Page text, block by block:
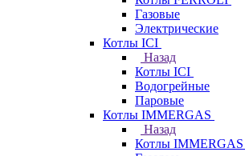
Газовые
Электрические
Котлы ICI
Назад
Котлы ICI
Водогрейные
Паровые
Котлы IMMERGAS
Назад
Котлы IMMERGAS